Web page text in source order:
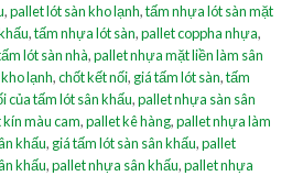
,pallet lót sàn kho lạnh,tấm nhựa lót sàn mặt
,tấm nhựa lót sàn,pallet coppha nhựa,
lót sàn nhà,pallet nhựa mặt liền làm sân
lạnh,chốt kết nối, giá tấm lót sàn,tấm
của tấm lót sân khấu,pallet nhựa sàn sân
màu cam,pallet kê hàng,pallet nhựa làm
khấu, giá tấm lót sàn sân khấu,pallet
khấu,pallet nhựa sân khấu,pallet nhựa